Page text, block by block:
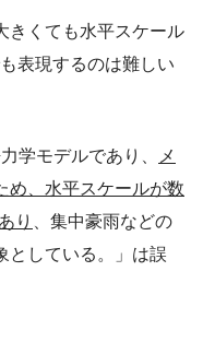
きくても水平スケール
表現するのは難しい
学モデルであり、
メ
め、水平スケールが数
り
、集中豪雨などの
している。
」は誤